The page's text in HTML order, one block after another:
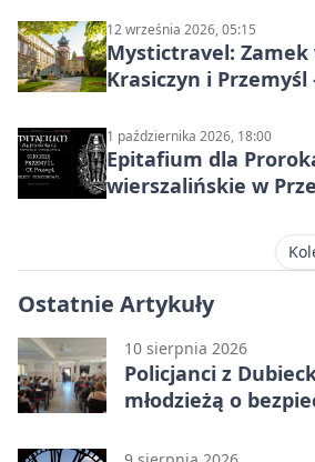
12 września 2026, 05:15
Mystictravel: Zamek
Krasiczyn i Przemyśl
1 października 2026, 18:00
Epitafium dla
wierszalińskie w
Ostatnie Artykuły
10 sierpnia 2026
Policjanci z
młodzieżą o